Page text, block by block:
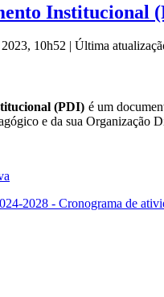
Institucional
10h52 | Última
(PDI) é um
e da sua Organização
2028 - Cronograma de